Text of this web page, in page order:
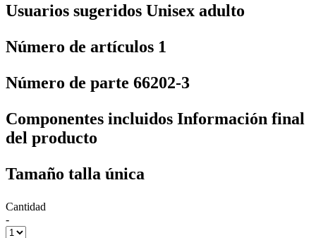
Usuarios sugeridos ‎Unisex adulto
Número de artículos ‎1
Número de parte ‎66202-3
Componentes incluidos ‎Información final
del producto
Tamaño ‎talla única
Cantidad
-